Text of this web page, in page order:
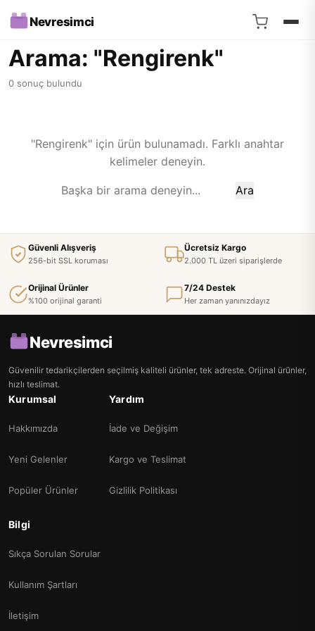
Nevresimci
Arama: "Rengirenk"
0 sonuç bulundu
"Rengirenk" için ürün bulunamadı. Farklı anahtar
kelimeler deneyin.
Ara
Güvenli Alışveriş
256-bit SSL koruması
Ücretsiz Kargo
2.000 TL üzeri siparişlerde
Orijinal Ürünler
%100 orijinal garanti
7/24 Destek
Her zaman yanınızdayız
Nevresimci
Güvenilir tedarikçilerden seçilmiş kaliteli ürünler, tek adreste. Orijinal ürünler,
hızlı teslimat.
Kurumsal
Hakkımızda
Yeni Gelenler
Popüler Ürünler
Yardım
İade ve Değişim
Kargo ve Teslimat
Gizlilik Politikası
Bilgi
Sıkça Sorulan Sorular
Kullanım Şartları
İletişim